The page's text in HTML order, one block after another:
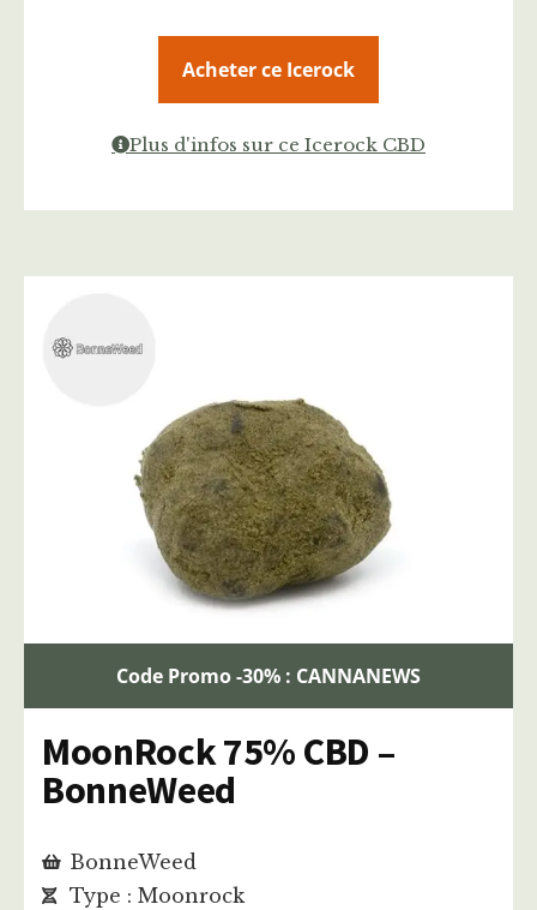
Acheter ce Icerock
Plus d'infos sur ce Icerock CBD
Code Promo -30% : CANNANEWS
MoonRock 75% CBD –
BonneWeed
BonneWeed
Type : Moonrock